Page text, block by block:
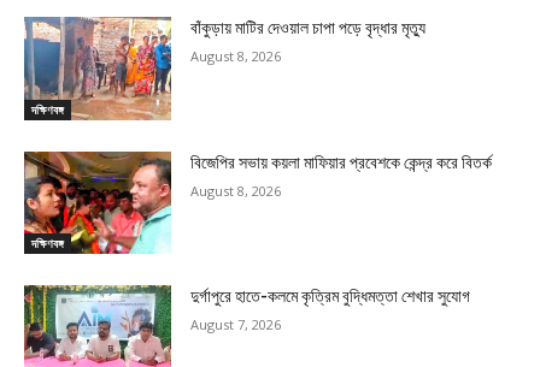
দক্ষিণবঙ্গ
বাঁকুড়ায় মাটির দেওয়াল চাপা পড়ে বৃদ্ধার মৃত্যু
August 8, 2026
দক্ষিণবঙ্গ
বিজেপির সভায় কয়লা মাফিয়ার প্রবেশকে কেন্দ্র করে বিতর্ক
August 8, 2026
দুর্গাপুরে হাতে-কলমে কৃত্রিম বুদ্ধিমত্তা শেখার সুযোগ
August 7, 2026